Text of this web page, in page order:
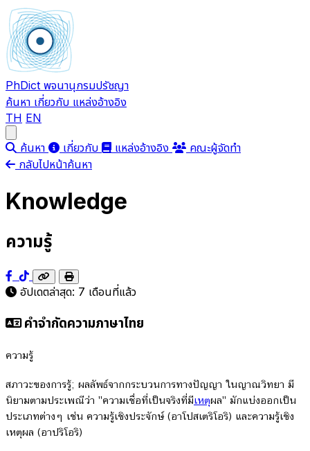
PhDict พจนานุกรมปรัชญา
ค้นหา เกี่ยวกับ แหล่งอ้างอิง
TH EN
ค้นหา เกี่ยวกับ แหล่งอ้างอิง
คณะผู้จัดทำ
กลับไปหน้าค้นหา
Knowledge
ความรู้
อัปเดตล่าสุด: 7 เดือนที่แล้ว
คำจำกัดความภาษาไทย
ความรู้
สภาวะของการรู้; ผลลัพธ์จากกระบวนการทางปัญญา ในญาณวิทยา มี
นิยามตามประเพณีว่า "ความเชื่อที่เป็นจริงที่มีเหตุผล" มักแบ่งออกเป็น
ประเภทต่างๆ เช่น ความรู้เชิงประจักษ์ (อาโปสเตริโอริ) และความรู้เชิง
เหตุผล (อาปริโอริ)